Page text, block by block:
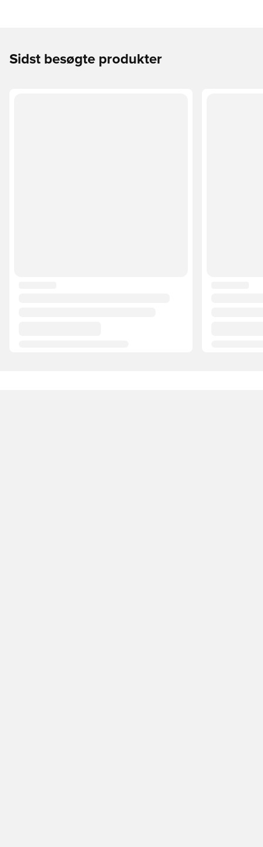
Sidst besøgte produkter